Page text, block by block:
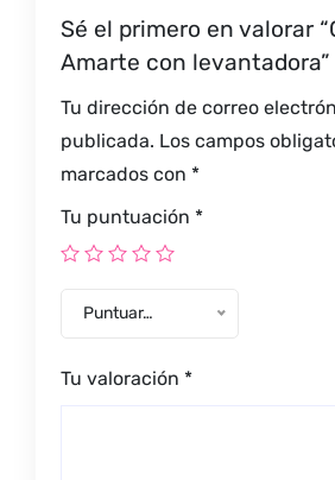
Sé el primero en valorar
Amarte con levantadora”
Tu dirección de correo
publicada. Los campos
marcados con *
Tu puntuación *
Puntuar…
Tu valoración *